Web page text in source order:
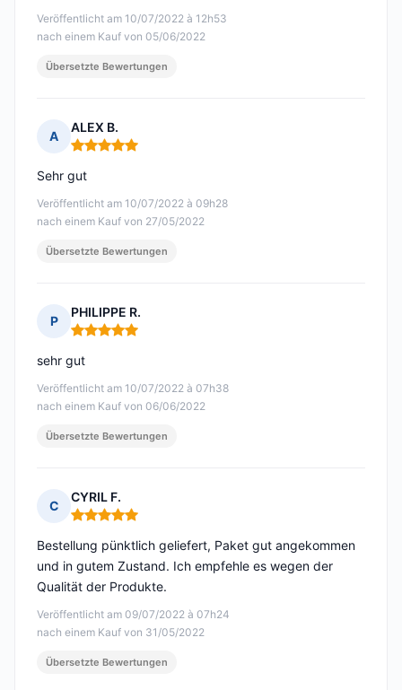
Veröffentlicht am 10/07/2022 à 12h53
nach einem Kauf von 05/06/2022
Übersetzte Bewertungen
A
ALEX B.
Hinweis: 5 von 5
Veröffentlicht am 10/07/2022 à 09h28
nach einem Kauf von 27/05/2022
Sehr gut
Übersetzte Bewertungen
P
PHILIPPE R.
Hinweis: 5 von 5
Veröffentlicht am 10/07/2022 à 07h38
nach einem Kauf von 06/06/2022
sehr gut
Übersetzte Bewertungen
C
CYRIL F.
Hinweis: 5 von 5
Veröffentlicht am 09/07/2022 à 07h24
nach einem Kauf von 31/05/2022
Bestellung pünktlich geliefert, Paket gut angekommen
und in gutem Zustand. Ich empfehle es wegen der
Qualität der Produkte.
Übersetzte Bewertungen